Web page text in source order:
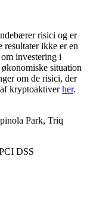
risici og er
ikke er en
investering i
situation
om de risici, der
kryptoaktiverher.
Park, Triq